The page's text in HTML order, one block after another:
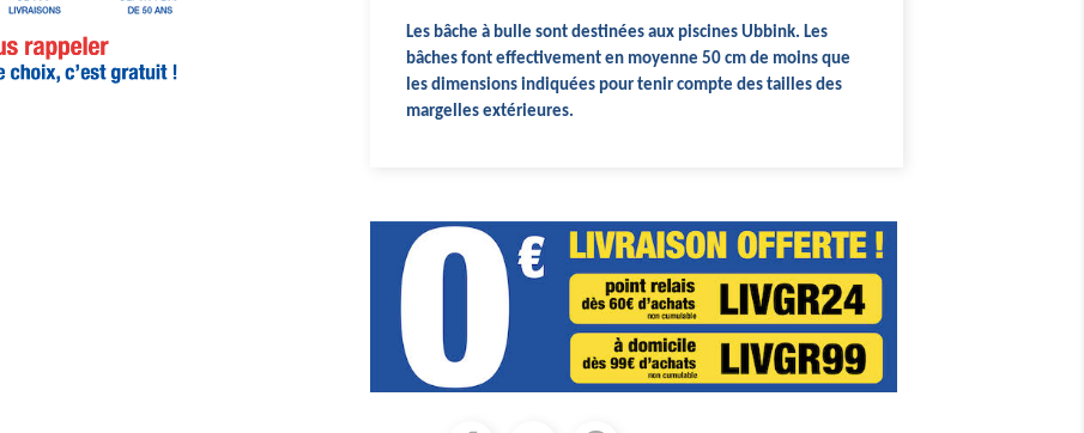
Les bâche à bulle sont destinées aux piscines Ubbink. Les
bâches font effectivement en moyenne 50 cm de moins que
les dimensions indiquées pour tenir compte des tailles des
margelles extérieures.